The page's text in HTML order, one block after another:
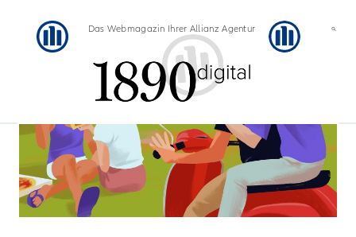
Das Webmagazin Ihrer Allianz Agentur